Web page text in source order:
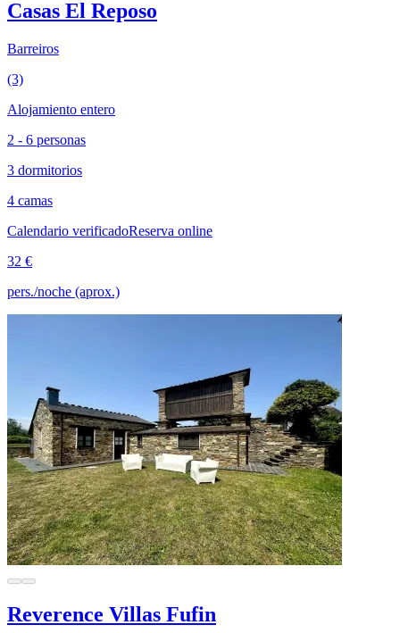
Casas El Reposo
Barreiros
(3)
Alojamiento entero
2 - 6 personas
3 dormitorios
4 camas
Calendario verificadoReserva online
32 €
pers./noche (aprox.)
Reverence Villas Fufin